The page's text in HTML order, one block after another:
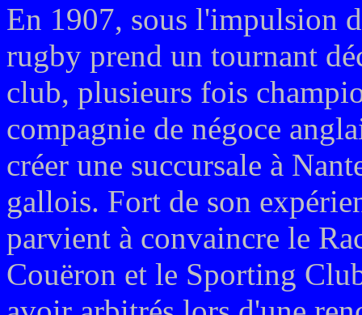
En 1907, sous l'impulsion
rugby prend un tournant
club, plusieurs fois
compagnie de négoce
créer une succursale à
gallois. Fort de son
parvient à convaincre le
Couëron et le Sporting